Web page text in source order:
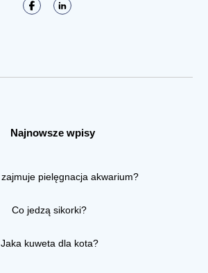
Najnowsze wpisy
pielęgnacja akwarium?
Co jedzą sikorki?
Jaka kuweta dla kota?